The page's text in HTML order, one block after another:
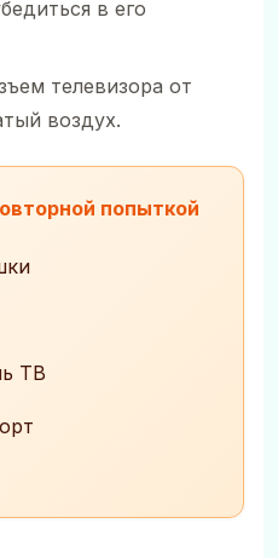
в его
телевизора от
воздух.
попыткой
ТВ